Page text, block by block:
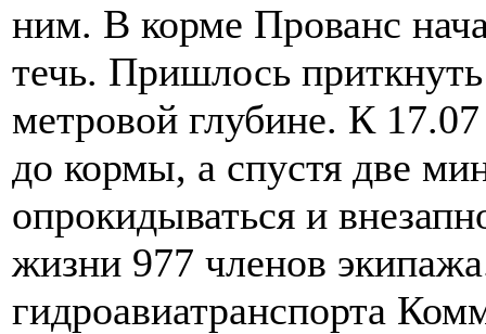
ним. В корме Прованс
течь. Пришлось
метровой глубине. К
до кормы, а спустя две
опрокидываться и
жизни 977 членов
гидроавиатранспорта